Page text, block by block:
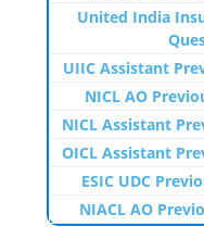
United India
UIIC Assistant
NICL AO
NICL Assistant
OICL Assistant
ESIC UDC
NIACL AO